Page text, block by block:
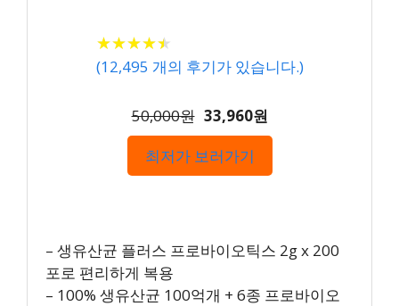
★★★★★
★★★★★
(12,495 개의 후기가 있습니다.)
50,000원 33,960원
최저가 보러가기
– 생유산균 플러스 프로바이오틱스 2g x 200
포로 편리하게 복용
– 100% 생유산균 100억개 + 6종 프로바이오